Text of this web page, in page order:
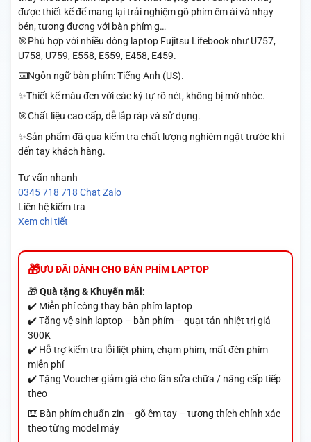
được thiết kế để mang lại trải nghiệm gõ phím êm ái và nhạy
bén, tương đương với bàn phím g…
🎯Phù hợp với nhiều dòng laptop Fujitsu Lifebook như U757,
U758, U759, E558, E559, E458, E459.
⌨️Ngôn ngữ bàn phím: Tiếng Anh (US).
✨Thiết kế màu đen với các ký tự rõ nét, không bị mờ nhòe.
🎯Chất liệu cao cấp, dễ lắp ráp và sử dụng.
✨Sản phẩm đã qua kiểm tra chất lượng nghiêm ngặt trước khi
đến tay khách hàng.
Tư vấn nhanh
0345 718 718 Chat Zalo
Liên hệ kiểm tra
Xem chi tiết
ƯU ĐÃI DÀNH CHO BÁN PHÍM LAPTOP
🎁Quà tặng & Khuyến mãi:
✔️ Miễn phí công thay bàn phím laptop
✔️ Tặng vệ sinh laptop – bàn phím – quạt tản nhiệt trị giá
300K
✔️ Hỗ trợ kiểm tra lỗi liệt phím, chạm phím, mất đèn phím
miễn phí
✔️ Tặng Voucher giảm giá cho lần sửa chữa / nâng cấp tiếp
theo
⌨️ Bàn phím chuẩn zin – gõ êm tay – tương thích chính xác
theo từng model máy